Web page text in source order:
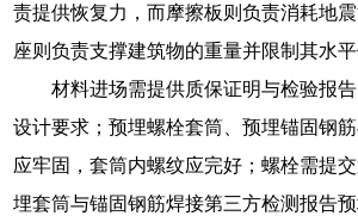
责提供恢复力，而摩擦板则负责消耗地
座则负责支撑建筑物的重量并限制其水平
材料进场需提供质保证明与检验报
设计要求；预埋螺栓套筒、预埋锚固钢
应牢固，套筒内螺纹应完好；螺栓需提
埋套筒与锚固钢筋焊接第三方检测报告